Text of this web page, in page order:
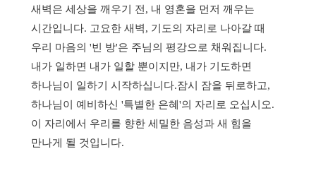
새벽은 세상을 깨우기 전 , 내 영혼을 먼저 깨우는
시간입니다. 고요한 새벽, 기도의 자리로 나아갈 때
우리 마음의 '빈 방'은 주님의 평강으로 채워집니다.
내가 일하면 내가 일할 뿐이지만, 내가 기도하면
하나님이 일하기 시작하십니다.잠시 잠을 뒤로하고,
하나님이 예비하신 '특별한 은혜 '의 자리로 오십시오.
이 자리에서 우리를 향한 세밀한 음성과 새 힘을
만나게 될 것입니다.